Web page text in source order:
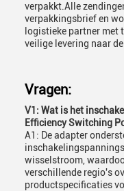
verpakkt.Alle
verpakkingsbrief en
logistieke partner met
veilige levering naar
Vragen:
V1: Wat is het
Efficiency Switching
A1: De adapter
wisselstroom,
verschillende regio's
productspecificaties